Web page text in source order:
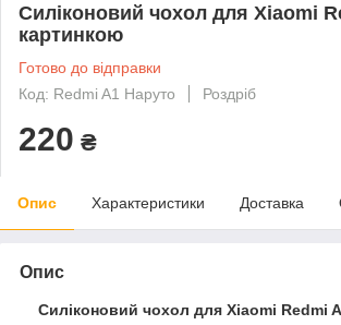
Силіконовий чохол для Xiaomi
картинкою
Готово до відправки
Код: Redmi A1 Наруто
Роздріб
220 ₴
Опис Характеристики Доставка
Опис
Силіконовий чохол для Xiaomi Redmi